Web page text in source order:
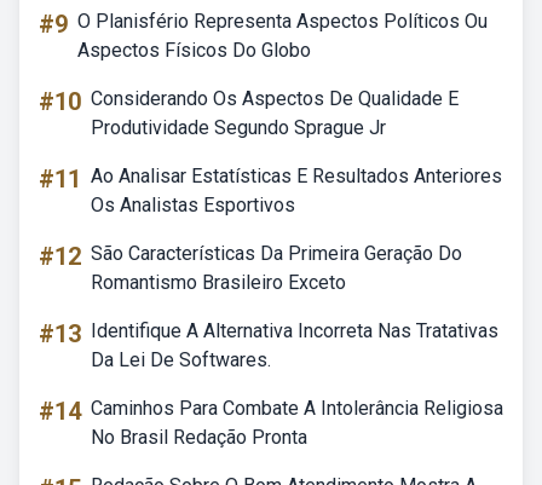
#9 O Planisfério Representa Aspectos Políticos Ou
Aspectos Físicos Do Globo
#10 Considerando Os Aspectos De Qualidade E
Produtividade Segundo Sprague Jr
#11 Ao Analisar Estatísticas E Resultados Anteriores
Os Analistas Esportivos
#12 São Características Da Primeira Geração Do
Romantismo Brasileiro Exceto
#13 Identifique A Alternativa Incorreta Nas Tratativas
Da Lei De Softwares.
#14 Caminhos Para Combate A Intolerância Religiosa
No Brasil Redação Pronta